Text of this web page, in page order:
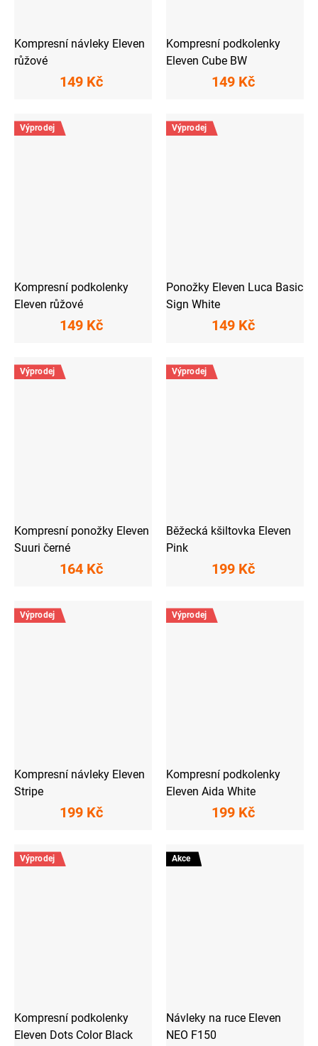
Kompresní návleky Eleven
růžové
149 Kč
Kompresní podkolenky
Eleven Cube BW
149 Kč
Výprodej
Kompresní podkolenky
Eleven růžové
149 Kč
Výprodej
Ponožky Eleven Luca Basic
Sign White
149 Kč
Výprodej
Kompresní ponožky Eleven
Suuri černé
164 Kč
Výprodej
Běžecká kšiltovka Eleven
Pink
199 Kč
Výprodej
Kompresní návleky Eleven
Stripe
199 Kč
Výprodej
Kompresní podkolenky
Eleven Aida White
199 Kč
Výprodej
Kompresní podkolenky
Eleven Dots Color Black
Akce
Návleky na ruce Eleven
NEO F150